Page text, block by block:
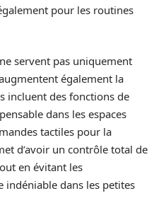
pour les routines
servent pas uniquement
également la
incluent des fonctions de
dans les espaces
tactiles pour la
d’avoir un contrôle total de
en évitant les
indéniable dans les petites